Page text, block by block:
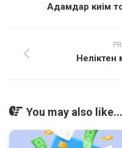
Адамдар киім
You may also like...